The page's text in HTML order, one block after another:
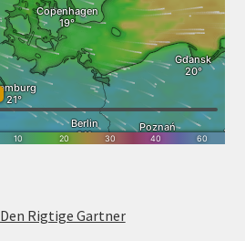
Den Rigtige Gartner